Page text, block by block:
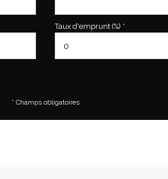
Taux d'emprunt (%) *
* Champs obligatoires